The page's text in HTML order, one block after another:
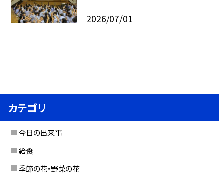
2026/07/01
カテゴリ
今日の出来事
給食
季節の花・野菜の花